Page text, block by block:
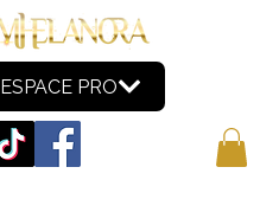
ESPACE PRO